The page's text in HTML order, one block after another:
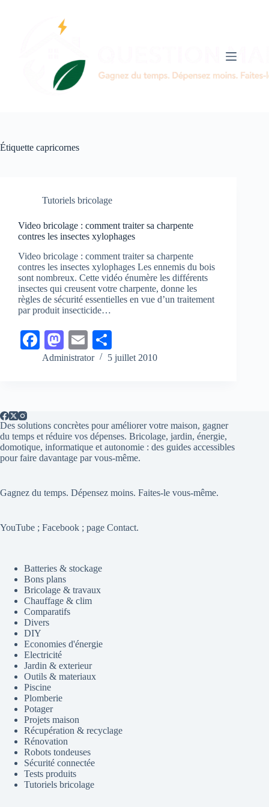
Étiquette capricornes
Tutoriels bricolage
Video bricolage : comment traiter sa charpente
contres les insectes xylophages
Video bricolage : comment traiter sa charpente
contres les insectes xylophages Les ennemis du bois
sont nombreux. Cette vidéo énumère les différents
insectes qui creusent votre charpente, donne les
règles de sécurité essentielles en vue d’un traitement
par produit insecticide…
Fa
ce
M
as
E
m rt
Administrator 5 juillet 2010
Des solutions concrètes pour améliorer votre maison, gagner
du temps et réduire vos dépenses. Bricolage, jardin, énergie,
domotique, informatique et autonomie : des guides accessibles
pour faire davantage par vous-même.
Gagnez du temps. Dépensez moins. Faites-le vous-même.
YouTube ; Facebook ; page Contact.
Batteries & stockage
Bons plans
Bricolage & travaux
Chauffage & clim
Comparatifs
Divers
DIY
Economies d'énergie
Electricité
Jardin & exterieur
Outils & materiaux
Piscine
Plomberie
Potager
Projets maison
Récupération & recyclage
Rénovation
Robots tondeuses
Sécurité connectée
Tests produits
Tutoriels bricolage